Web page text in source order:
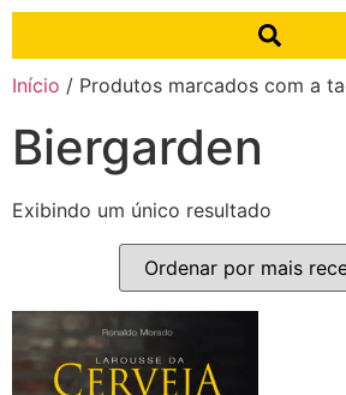
Início / Produtos marcados com a
Biergarden
Exibindo um único resultado